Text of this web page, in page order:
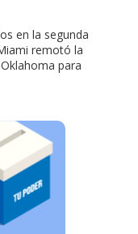
en la segunda
remotó la
para